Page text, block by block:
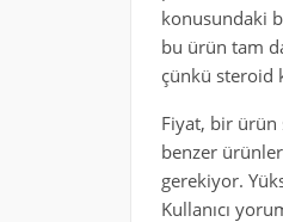
konusundaki
bu ürün tam
çünkü steroid
Fiyat, bir ürün
benzer
gerekiyor.
Kullanıcı